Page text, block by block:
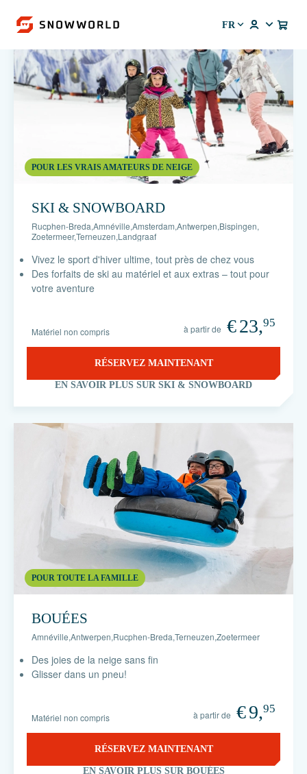
FR
POUR LES VRAIS AMATEURS DE NEIGE
SKI & SNOWBOARD
Rucphen-Breda,Amnéville,Amsterdam,Antwerpen,Bispingen,
Zoetermeer,Terneuzen,Landgraaf
Vivez le sport d'hiver ultime, tout près de chez vous
Des forfaits de ski au matériel et aux extras – tout pour
votre aventure
Matériel non compris à partir de €23,95
RÉSERVEZ MAINTENANT
EN SAVOIR PLUS SUR SKI & SNOWBOARD
POUR TOUTE LA FAMILLE
BOUÉES
Amnéville,Antwerpen,Rucphen-Breda,Terneuzen,Zoetermeer
Des joies de la neige sans fin
Glisser dans un pneu!
Matériel non compris à partir de €9,95
RÉSERVEZ MAINTENANT
EN SAVOIR PLUS SUR BOUÉES